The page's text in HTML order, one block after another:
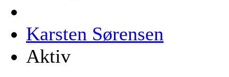
Karsten Sørensen
Aktiv